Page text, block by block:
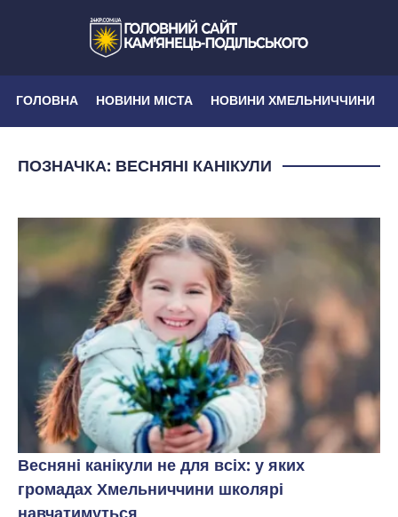
ГОЛОВНА НОВИНИ МІСТА НОВИНИ ХМЕЛЬНИЧЧИНИ
ПОЗНАЧКА: ВЕСНЯНІ КАНІКУЛИ
Весняні канікули не для всіх: у яких
громадах Хмельниччини школярі
навчатимуться